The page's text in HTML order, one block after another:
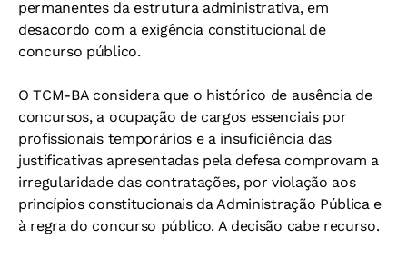
permanentes da estrutura administrativa, em
desacordo com a exigência constitucional de
concurso público.
O TCM-BA considera que o histórico de ausência de
concursos, a ocupação de cargos essenciais por
profissionais temporários e a insuficiência das
justificativas apresentadas pela defesa comprovam a
irregularidade das contratações, por violação aos
princípios constitucionais da Administração Pública e
à regra do concurso público. A decisão cabe recurso.